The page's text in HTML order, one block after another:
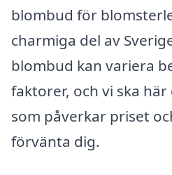
blombud för
charmiga del av
blombud kan variera
faktorer, och vi ska
som påverkar priset
förvänta dig.